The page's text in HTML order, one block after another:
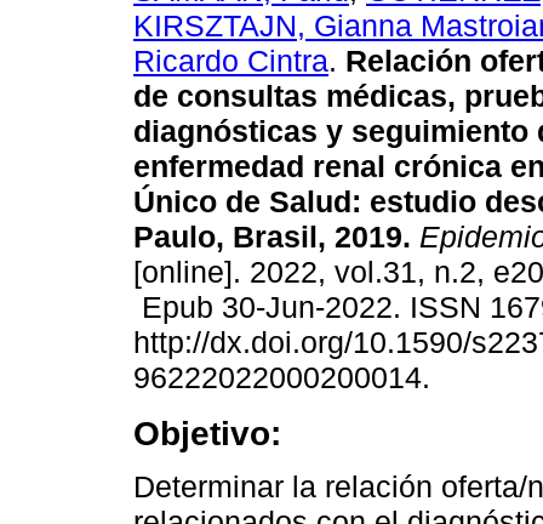
KIRSZTAJN, Gianna
Ricardo Cintra. Relación
de consultas médicas,
diagnósticas y seguimiento
enfermedad renal crónica
Único de Salud: estudio
Paulo, Brasil, 2019.
[online]. 2022, vol.31, n.2,
Epub 30-Jun-2022. ISSN
http://dx.doi.org/10.1590/
96222022000200014.
Objetivo:
Determinar la relación